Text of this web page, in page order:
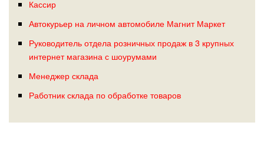
Кассир
Автокурьер на личном автомобиле Магнит Маркет
Руководитель отдела розничных продаж в 3 крупных
интернет магазина с шоурумами
Менеджер склада
Работник склада по обработке товаров